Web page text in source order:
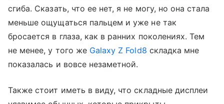
сгиба. Сказать, что ее нет, я не могу, но она стала
меньше ощущаться пальцем и уже не так
бросается в глаза, как в ранних поколениях. Тем
не менее, у того же Galaxy Z Fold8 складка мне
показалась и вовсе незаметной.
Также стоит иметь в виду, что складные дисплеи